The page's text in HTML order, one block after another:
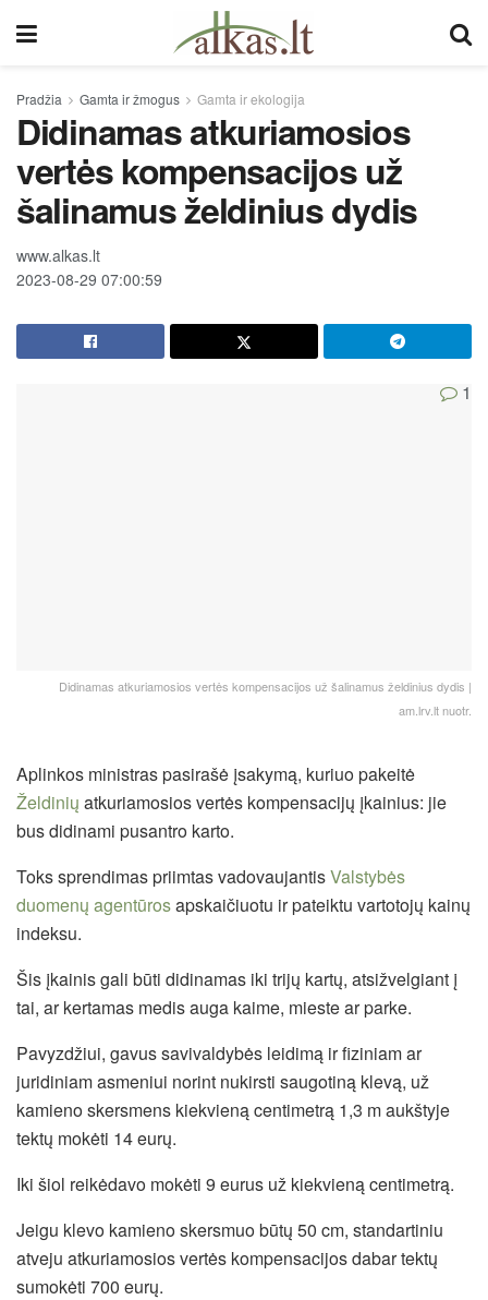
Pradžia Gamta ir žmogus Gamta ir ekologija
Didinamas atkuriamosios
vertės kompensacijos už
šalinamus želdinius dydis
www.alkas.lt
2023-08-29 07:00:59
1
Didinamas atkuriamosios vertės kompensacijos už šalinamus želdinius dydis |
am.lrv.lt nuotr.
Aplinkos ministras pasirašė įsakymą, kuriuo pakeitė
Želdinių atkuriamosios vertės kompensacijų įkainius: jie
bus didinami pusantro karto.
Toks sprendimas priimtas vadovaujantisValstybės
duomenų agentūrosapskaičiuotu ir pateiktu vartotojų kainų
indeksu.
Šis įkainis gali būti didinamas iki trijų kartų, atsižvelgiant į
tai, ar kertamas medis auga kaime, mieste ar parke.
Pavyzdžiui, gavus savivaldybės leidimą ir fiziniam ar
juridiniam asmeniui norint nukirsti saugotiną klevą, už
kamieno skersmens kiekvieną centimetrą 1,3 m aukštyje
tektų mokėti 14 eurų.
Iki šiol reikėdavo mokėti 9 eurus už kiekvieną centimetrą.
Jeigu klevo kamieno skersmuo būtų 50 cm, standartiniu
atveju atkuriamosios vertės kompensacijos dabar tektų
sumokėti 700 eurų.